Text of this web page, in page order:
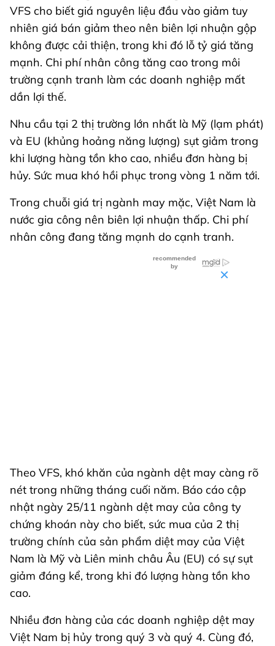
VFS cho biết giá nguyên liệu đầu vào giảm tuy
nhiên giá bán giảm theo nên biên lợi nhuận gộp
không được cải thiện, trong khi đó lỗ tỷ giá tăng
mạnh. Chi phí nhân công tăng cao trong môi
trường cạnh tranh làm các doanh nghiệp mất
dần lợi thế.
Nhu cầu tại 2 thị trường lớn nhất là Mỹ (lạm phát)
và EU (khủng hoảng năng lượng) sụt giảm trong
khi lượng hàng tồn kho cao, nhiều đơn hàng bị
hủy. Sức mua khó hồi phục trong vòng 1 năm tới.
Trong chuỗi giá trị ngành may mặc, Việt Nam là
nước gia công nên biên lợi nhuận thấp. Chi phí
nhân công đang tăng mạnh do cạnh tranh.
Theo VFS, khó khăn của ngành dệt may càng rõ
nét trong những tháng cuối năm. Báo cáo cập
nhật ngày 25/11 ngành dệt may của công ty
chứng khoán này cho biết, sức mua của 2 thị
trường chính của sản phẩm diệt may của Việt
Nam là Mỹ và Liên minh châu Âu (EU) có sự sụt
giảm đáng kể, trong khi đó lượng hàng tồn kho
cao.
Nhiều đơn hàng của các doanh nghiệp dệt may
Việt Nam bị hủy trong quý 3 và quý 4. Cùng đó,